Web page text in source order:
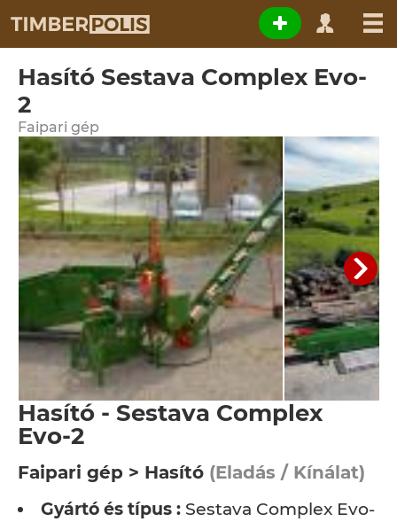
Hasító Sestava Complex Evo-
2
Faipari gép
Hasító - Sestava Complex
Evo-2
Faipari gép > Hasító (Eladás / Kínálat)
Gyártó és típus : Sestava Complex Evo-